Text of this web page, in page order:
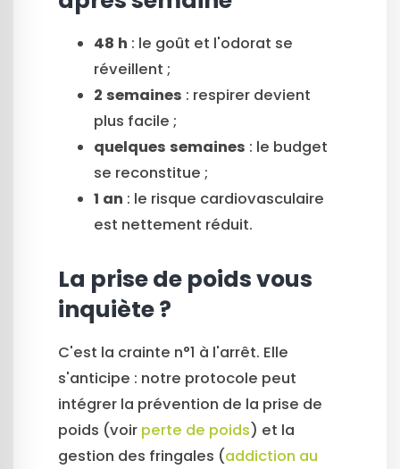
48 h : le goût et l'odorat se
réveillent ;
2 semaines : respirer devient
plus facile ;
quelques semaines : le budget
se reconstitue ;
1 an : le risque cardiovasculaire
est nettement réduit.
La prise de poids vous
inquiète ?
C'est la crainte n°1 à l'arrêt. Elle
s'anticipe : notre protocole peut
intégrer la prévention de la prise de
poids (voir perte de poids) et la
gestion des fringales (addiction au